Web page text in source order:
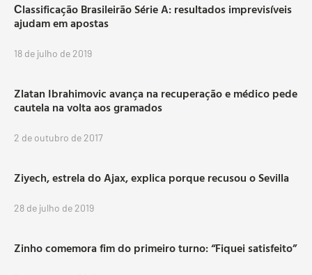
Сlassificação Brasileirão Série A: resultados imprevisíveis
ajudam em apostas
18 de julho de 2019
Zlatan Ibrahimovic avança na recuperação e médico pede
cautela na volta aos gramados
2 de outubro de 2017
Ziyech, estrela do Ajax, explica porque recusou o Sevilla
28 de julho de 2019
Zinho comemora fim do primeiro turno: “Fiquei satisfeito”